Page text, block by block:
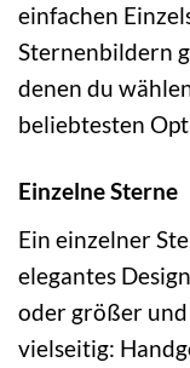
einfachen
Sternenbildern
denen du
beliebtesten
Einzelne Sterne
Ein einzelner
elegantes
oder größer
vielseitig: